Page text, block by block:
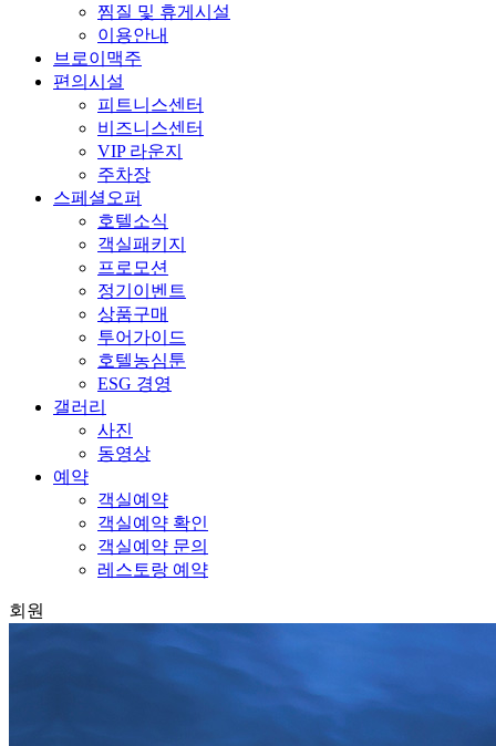
찜질 및 휴게시설
이용안내
브로이맥주
편의시설
피트니스센터
비즈니스센터
VIP 라운지
주차장
스페셜오퍼
호텔소식
객실패키지
프로모션
정기이벤트
상품구매
투어가이드
호텔농심툰
ESG 경영
갤러리
사진
동영상
예약
객실예약
객실예약 확인
객실예약 문의
레스토랑 예약
회원